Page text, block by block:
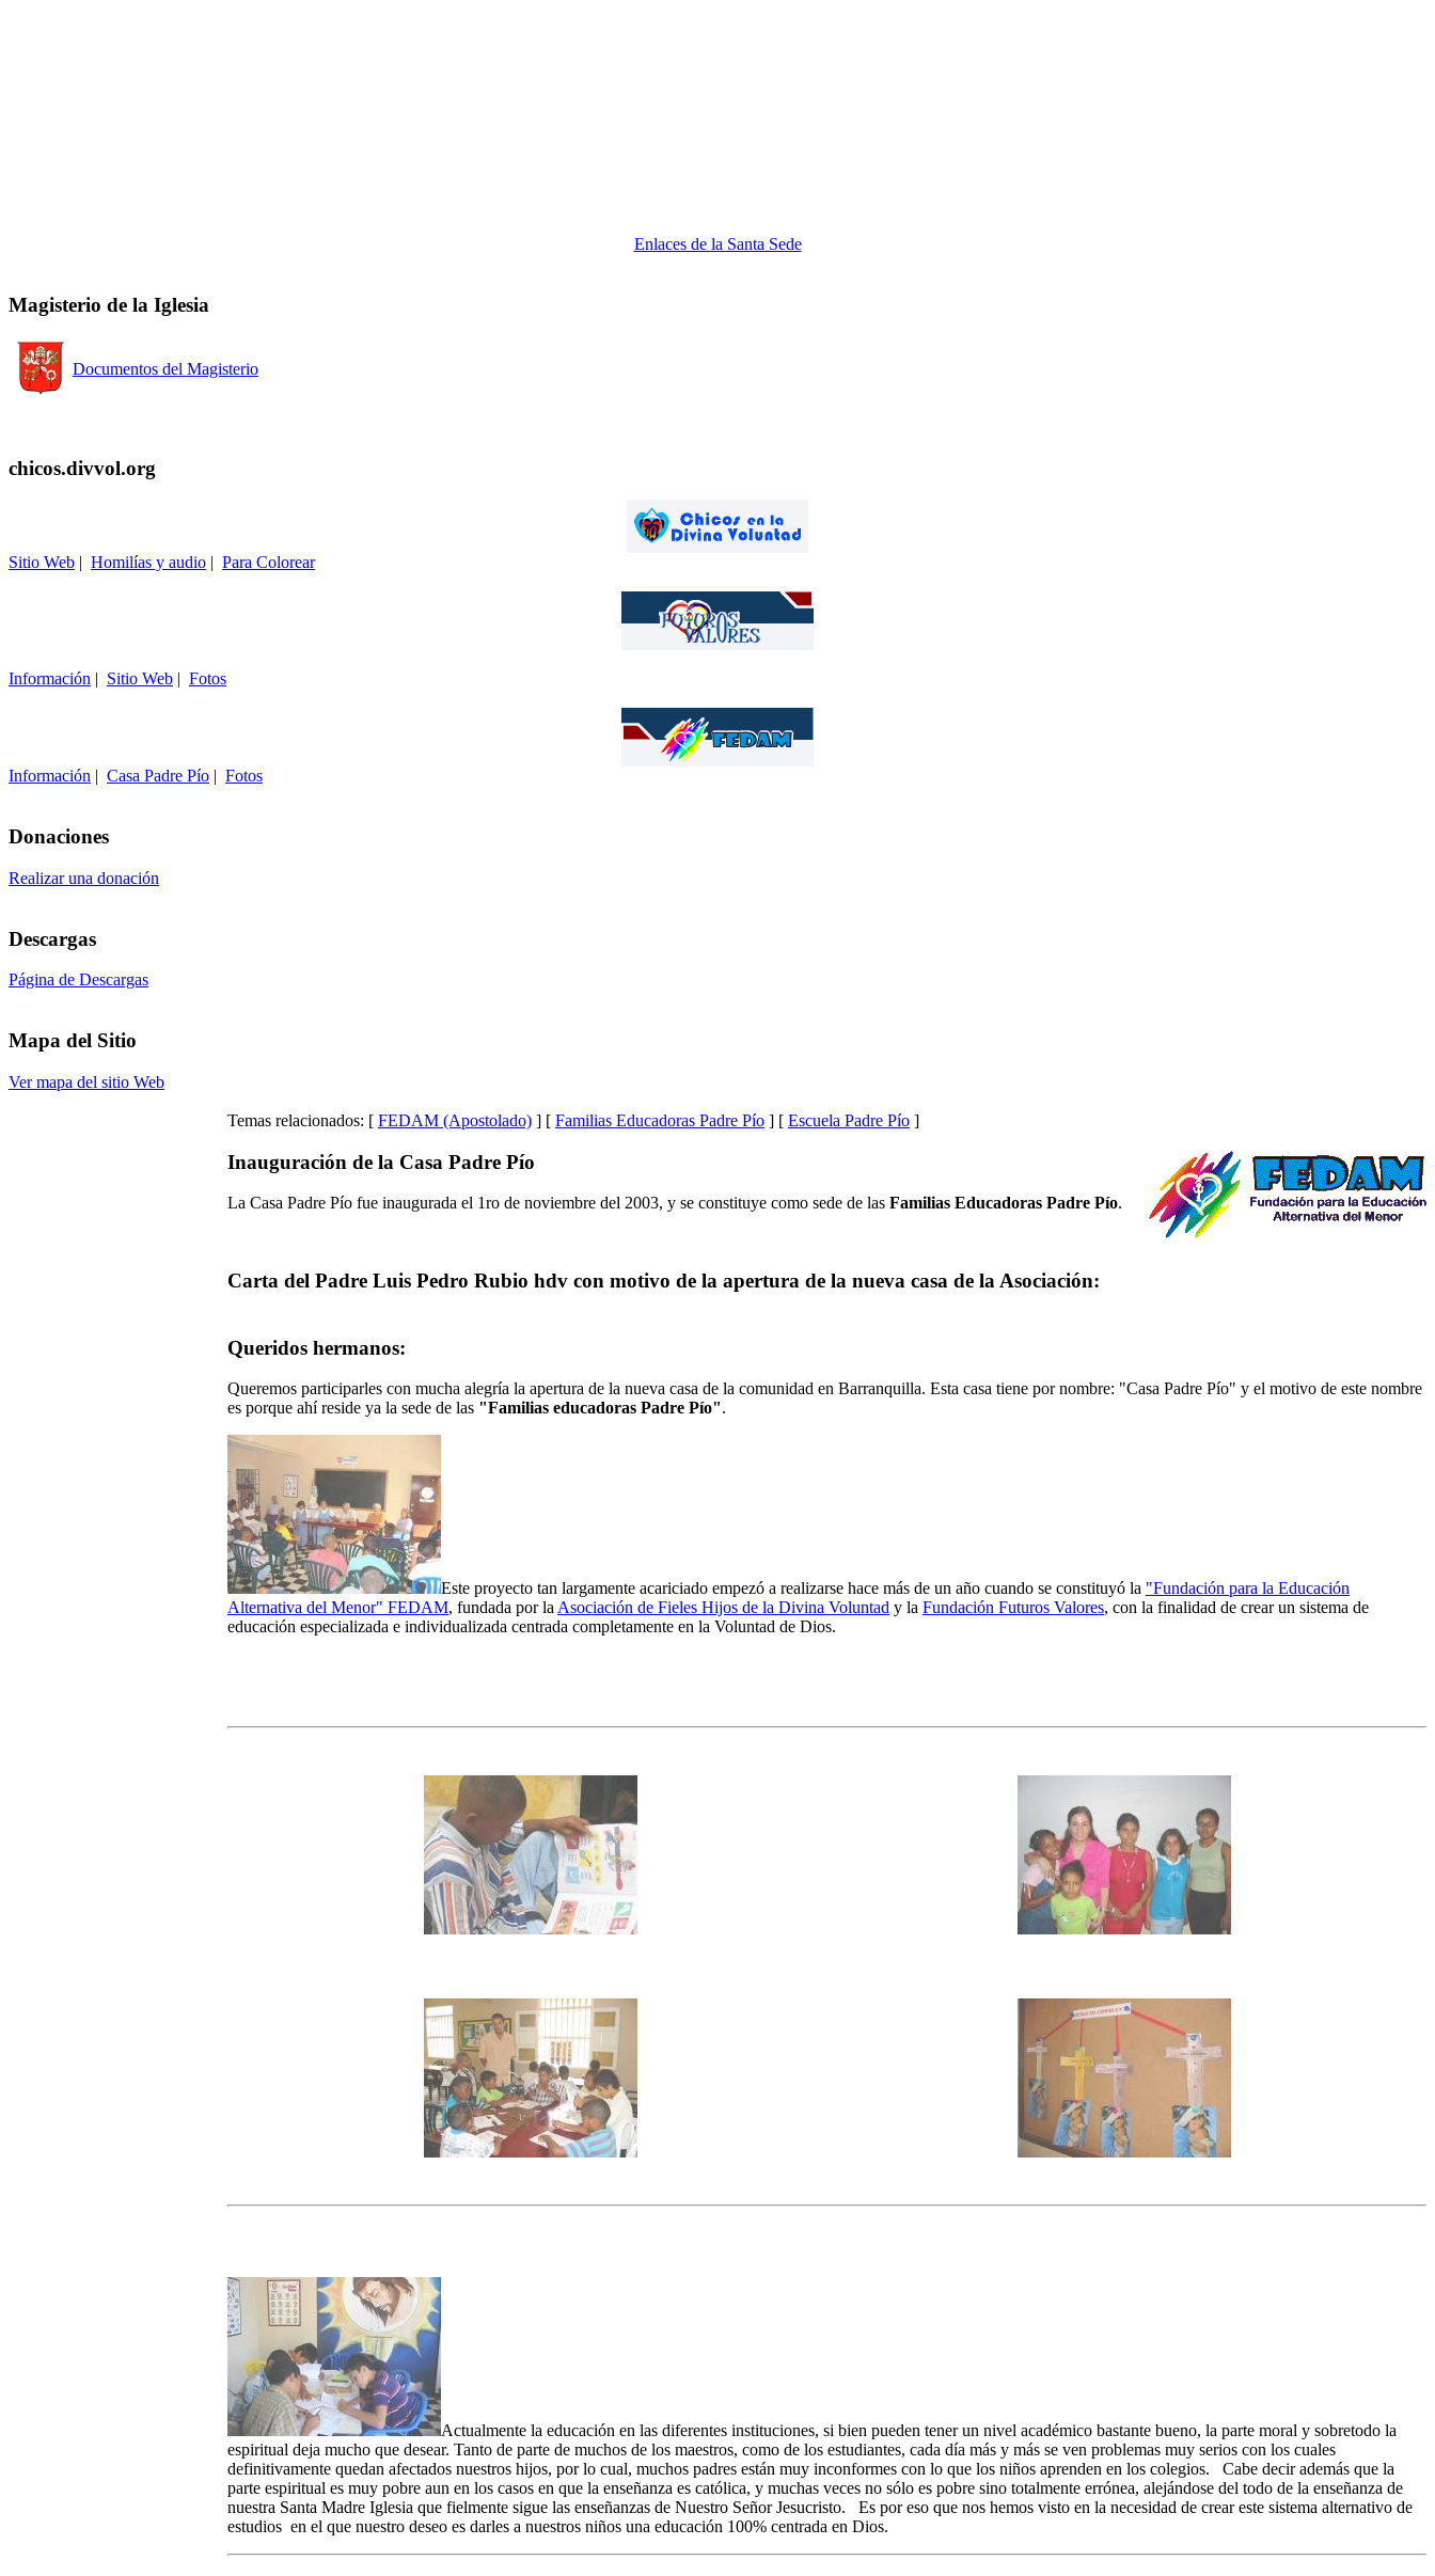
Enlaces de la Santa Sede
Magisterio de la Iglesia
Documentos del Magisterio
chicos.divvol.org
Sitio Web Homilías y audio Para Colorear
Información Sitio Web Fotos
Información Casa Padre Pío Fotos
Donaciones
Realizar una donación
Descargas
Página de Descargas
Mapa del Sitio
Ver mapa del sitio Web
Temas relacionados: [ FEDAM (Apostolado) ] [ Familias Educadoras Padre Pío ] [ Escuela Padre Pío ]
Inauguración de la Casa Padre Pío
La Casa Padre Pío fue inaugurada el 1ro de noviembre del 2003, y se constituye como sede de las Familias Educadoras Padre Pío.
Carta del Padre Luis Pedro Rubio hdv con motivo de la apertura de la nueva casa de la Asociación:
Queridos hermanos:
Queremos participarles con mucha alegría la apertura de la nueva casa de la comunidad en Barranquilla. Esta casa tiene por nombre: "Casa Padre Pío" y el motivo de este nombre
es porque ahí reside ya la sede de las "Familias educadoras Padre Pío".
Este proyecto tan largamente acariciado empezó a realizarse hace más de un año cuando se constituyó la "Fundación para la Educación
Alternativa del Menor" FEDAM, fundada por la Asociación de Fieles Hijos de la Divina Voluntad y la Fundación Futuros Valores, con la finalidad de crear un sistema de
educación especializada e individualizada centrada completamente en la Voluntad de Dios.
Actualmente la educación en las diferentes instituciones, si bien pueden tener un nivel académico bastante bueno, la parte moral y sobretodo la
espiritual deja mucho que desear. Tanto de parte de muchos de los maestros, como de los estudiantes, cada día más y más se ven problemas muy serios con los cuales
definitivamente quedan afectados nuestros hijos, por lo cual, muchos padres están muy inconformes con lo que los niños aprenden en los colegios. Cabe decir además que la
parte espiritual es muy pobre aun en los casos en que la enseñanza es católica, y muchas veces no sólo es pobre sino totalmente errónea, alejándose del todo de la enseñanza de
nuestra Santa Madre Iglesia que fielmente sigue las enseñanzas de Nuestro Señor Jesucristo. Es por eso que nos hemos visto en la necesidad de crear este sistema alternativo de
estudios en el que nuestro deseo es darles a nuestros niños una educación 100% centrada en Dios.